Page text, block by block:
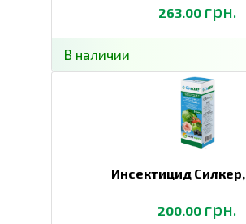
263.00 грн.
В наличии
Инсектицид Силкер,
200.00 грн.